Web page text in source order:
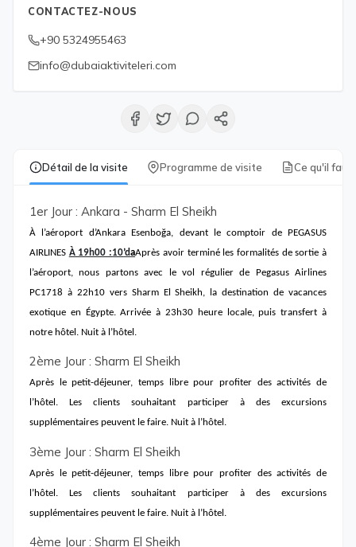
Détail de la visite Programme de visite Ce qu'il faut
1er Jour : Ankara - Sharm El Sheikh
À l’aéroport d’Ankara Esenboğa, devant le comptoir de PEGASUS
AIRLINES À 19h00 :10’daAprès avoir terminé les formalités de sortie à
l’aéroport, nous partons avec le vol régulier de Pegasus Airlines
PC1718 à 22h10 vers Sharm El Sheikh, la destination de vacances
exotique en Égypte. Arrivée à 23h30 heure locale, puis transfert à
notre hôtel. Nuit à l’hôtel.
2ème Jour : Sharm El Sheikh
Après le petit-déjeuner, temps libre pour profiter des activités de
l’hôtel. Les clients souhaitant participer à des excursions
supplémentaires peuvent le faire. Nuit à l’hôtel.
3ème Jour : Sharm El Sheikh
Après le petit-déjeuner, temps libre pour profiter des activités de
l’hôtel. Les clients souhaitant participer à des excursions
supplémentaires peuvent le faire. Nuit à l’hôtel.
4ème Jour : Sharm El Sheikh
CONTACTEZ-NOUS
+90 5324955463
info@dubaiaktiviteleri.com